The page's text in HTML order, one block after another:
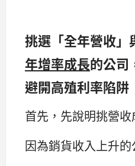
挑選「全年營收」
年增率成長的公司
避開高殖利率陷阱
首先，先說明挑營收
因為銷貨收入上升的